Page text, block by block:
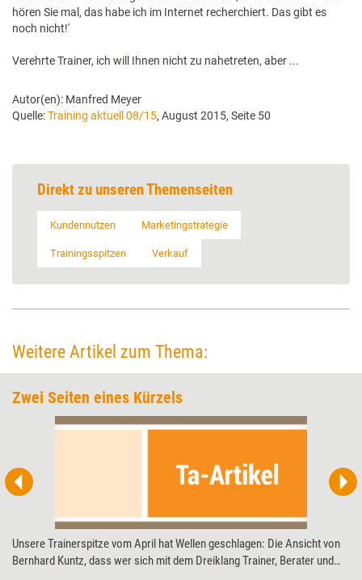
hören Sie mal, das habe ich im Internet recherchiert. Das gibt es
noch nicht!'
Verehrte Trainer, ich will Ihnen nicht zu nahetreten, aber ...
Autor(en): Manfred Meyer
Quelle:Training aktuell 08/15, August 2015, Seite 50
Direkt zu unseren Themenseiten
Kundennutzen Marketingstrategie
Trainingsspitzen Verkauf
Weitere Artikel zum Thema:
Zwei Seiten eines Kürzels
Unsere Trainerspitze vom April hat Wellen geschlagen: Die Ansicht von
Bernhard Kuntz, dass wer sich mit dem Dreiklang Trainer, Berater und